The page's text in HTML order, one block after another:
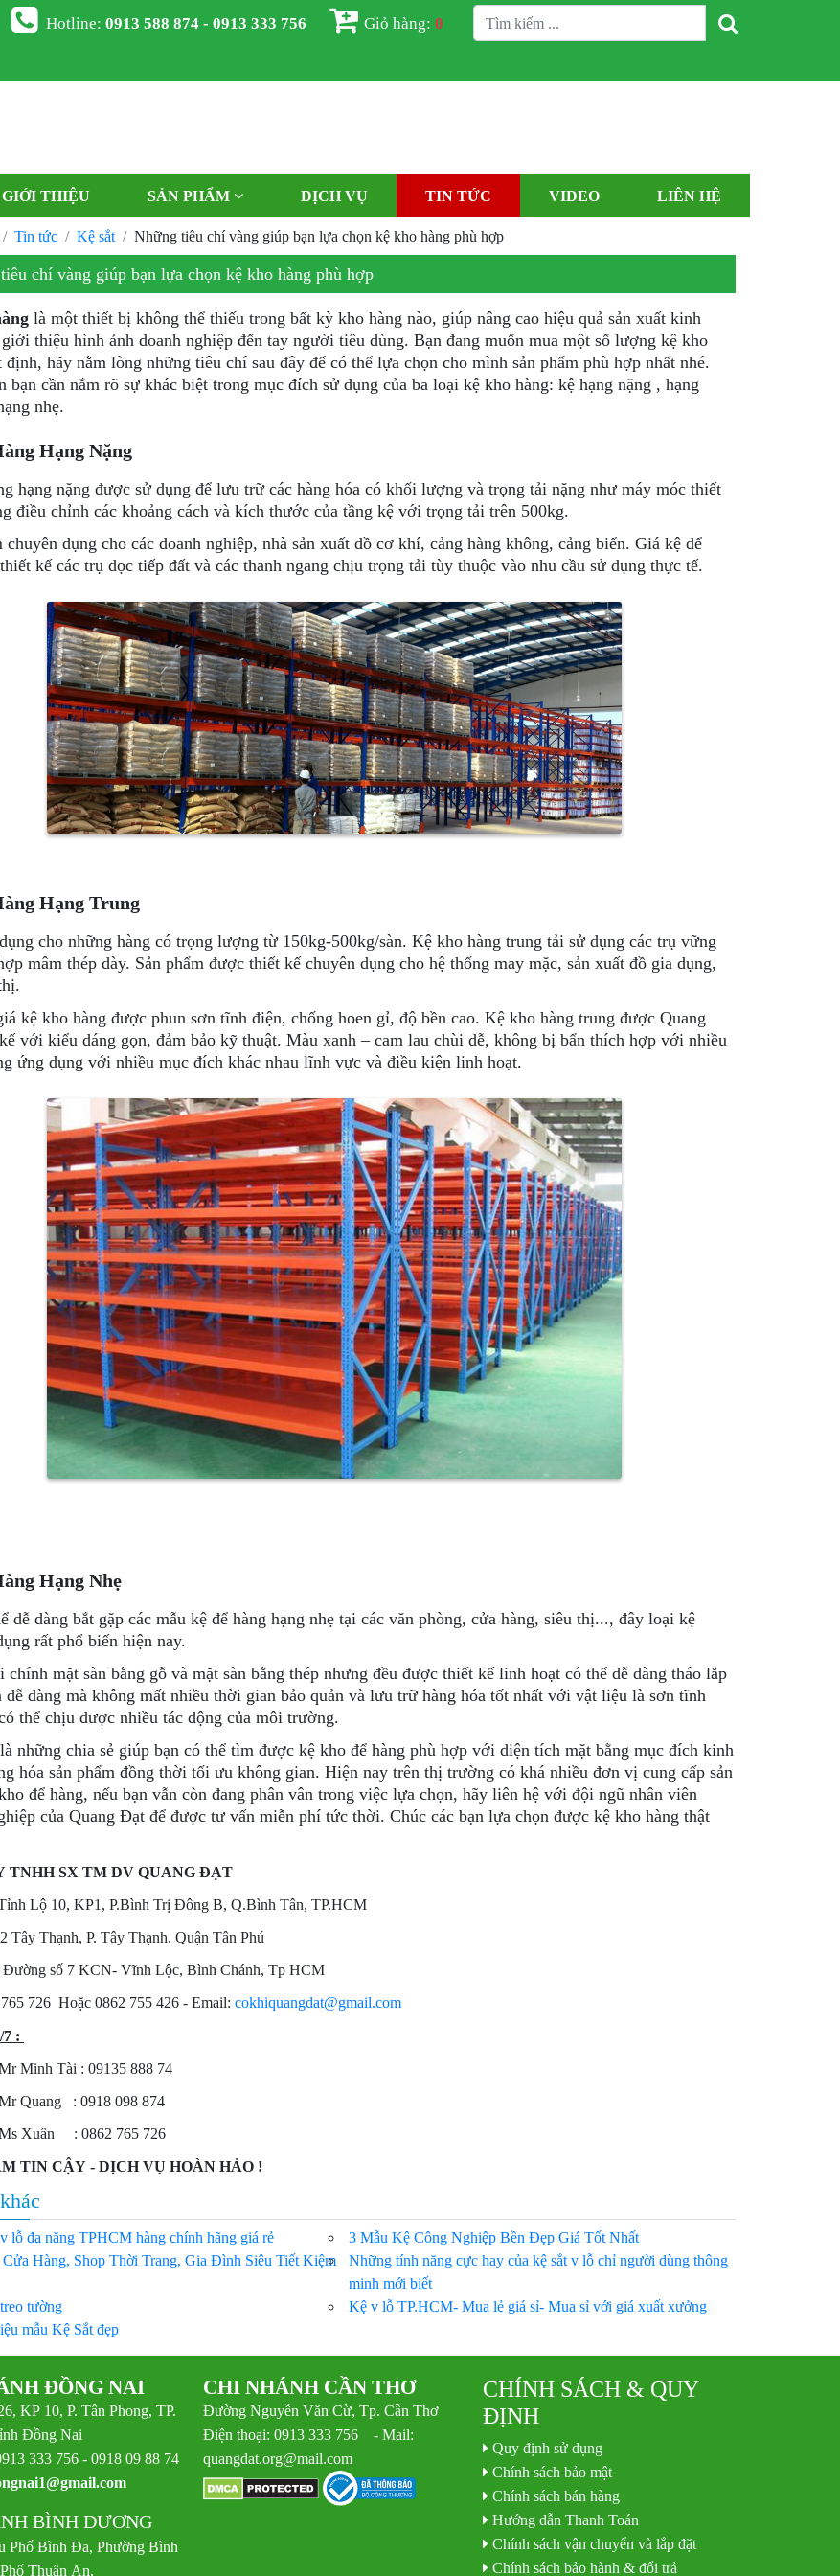
Hotline:0913 588 874 - 0913 333 756 Giỏ hàng:0
GIỚI THIỆU SẢN PHẨM DỊCH VỤ TIN TỨC VIDEO LIÊN HỆ
Tin tức Kệ sắt Những tiêu chí vàng giúp bạn lựa chọn kệ kho hàng phù hợp
chí vàng giúp bạn lựa chọn kệ kho hàng phù hợp
là một thiết bị không thể thiếu trong bất kỳ kho hàng nào, giúp nâng cao hiệu quả sản xuất kinh
thiệu hình ảnh doanh nghiệp đến tay người tiêu dùng. Bạn đang muốn mua một số lượng kệ kho
định, hãy nằm lòng những tiêu chí sau đây để có thể lựa chọn cho mình sản phẩm phù hợp nhất nhé.
bạn cần nắm rõ sự khác biệt trong mục đích sử dụng của ba loại kệ kho hàng: kệ hạng nặng , hạng
nhẹ.
Hạng Nặng
hạng nặng được sử dụng để lưu trữ các hàng hóa có khối lượng và trọng tải nặng như máy móc thiết
điều chỉnh các khoảng cách và kích thước của tầng kệ với trọng tải trên 500kg.
chuyên dụng cho các doanh nghiệp, nhà sản xuất đồ cơ khí, cảng hàng không, cảng biển. Giá kệ để
kế các trụ dọc tiếp đất và các thanh ngang chịu trọng tải tùy thuộc vào nhu cầu sử dụng thực tế.
Hạng Trung
cho những hàng có trọng lượng từ 150kg-500kg/sàn. Kệ kho hàng trung tải sử dụng các trụ vững
mâm thép dày. Sản phẩm được thiết kế chuyên dụng cho hệ thống may mặc, sản xuất đồ gia dụng,
kệ kho hàng được phun sơn tĩnh điện, chống hoen gỉ, độ bền cao. Kệ kho hàng trung được Quang
với kiểu dáng gọn, đảm bảo kỹ thuật. Màu xanh – cam lau chùi dễ, không bị bẩn thích hợp với nhiều
ứng dụng với nhiều mục đích khác nhau lĩnh vực và điều kiện linh hoạt.
Hạng Nhẹ
dễ dàng bắt gặp các mẫu kệ để hàng hạng nhẹ tại các văn phòng, cửa hàng, siêu thị..., đây loại kệ
rất phổ biến hiện nay.
mặt sàn bằng gỗ và mặt sàn bằng thép nhưng đều được thiết kế linh hoạt có thể dễ dàng tháo lắp
dễ dàng mà không mất nhiều thời gian bảo quản và lưu trữ hàng hóa tốt nhất với vật liệu là sơn tĩnh
thể chịu được nhiều tác động của môi trường.
những chia sẻ giúp bạn có thể tìm được kệ kho để hàng phù hợp với diện tích mặt bằng mục đích kinh
hóa sản phẩm đồng thời tối ưu không gian. Hiện nay trên thị trường có khá nhiều đơn vị cung cấp sản
để hàng, nếu bạn vẫn còn đang phân vân trong việc lựa chọn, hãy liên hệ với đội ngũ nhân viên
của Quang Đạt để được tư vấn miễn phí tức thời. Chúc các bạn lựa chọn được kệ kho hàng thật
TNHH SX TM DV QUANG ĐẠT
Lộ 10, KP1, P.Bình Trị Đông B, Q.Bình Tân, TP.HCM
Tây Thạnh, P. Tây Thạnh, Quận Tân Phú
số 7 KCN- Vĩnh Lộc, Bình Chánh, Tp HCM
726 Hoặc 0862 755 426 - Email:cokhiquangdat@gmail.com
7 :
Minh Tài : 09135 888 74
Quang : 0918 098 874
Xuân : 0862 765 726
TIN CẬY - DỊCH VỤ HOÀN HẢO !
lỗ đa năng TPHCM hàng chính hãng giá rẻ
3 Mẫu Kệ Công Nghiệp Bền Đẹp Giá Tốt Nhất
Cửa Hàng, Shop Thời Trang, Gia Đình Siêu Tiết Kiệm
Những tính năng cực hay của kệ sắt v lỗ chỉ người dùng thông
minh mới biết
tường
Kệ v lỗ TP.HCM- Mua lẻ giá sỉ- Mua sỉ với giá xuất xưởng
mẫu Kệ Sắt đẹp
ĐỒNG NAI
KP 10, P. Tân Phong, TP.
Đồng Nai
333 756 - 0918 09 88 74
BÌNH DƯƠNG
Phố Bình Đa, Phường Bình
Thuận An,
CHI NHÁNH CẦN THƠ
Đường Nguyễn Văn Cừ, Tp. Cần Thơ
Điện thoại: 0913 333 756 - Mail:
quangdat.org@mail.com
CHÍNH SÁCH & QUY
ĐỊNH
Quy định sử dụng
Chính sách bảo mật
Chính sách bán hàng
Hướng dẫn Thanh Toán
Chính sách vận chuyển và lắp đặt
Chính sách bảo hành & đổi trả